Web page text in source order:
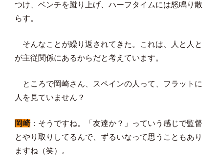
つけ、ベンチを蹴り上げ、ハーフタイムには怒鳴り散
らす。
そんなことが繰り返されてきた。これは、人と人と
が主従関係にあるからだと考えています。
ところで岡崎さん、スペインの人って、フラットに
人を見ていません？
岡崎：そうですね。「友達か？」っていう感じで監督
とやり取りしてるんで、ずるいなって思うこともあり
ますね（笑）。